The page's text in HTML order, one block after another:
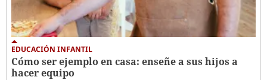
EDUCACIÓN INFANTIL
Cómo ser ejemplo en casa: enseñe a sus hijos a
hacer equipo